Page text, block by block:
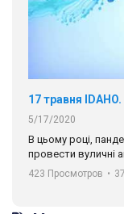
5/17/2020
В цьому році,
провести вуличні
навіть коли ми у
разом. Ми
солідарності,
423 Просмотров •